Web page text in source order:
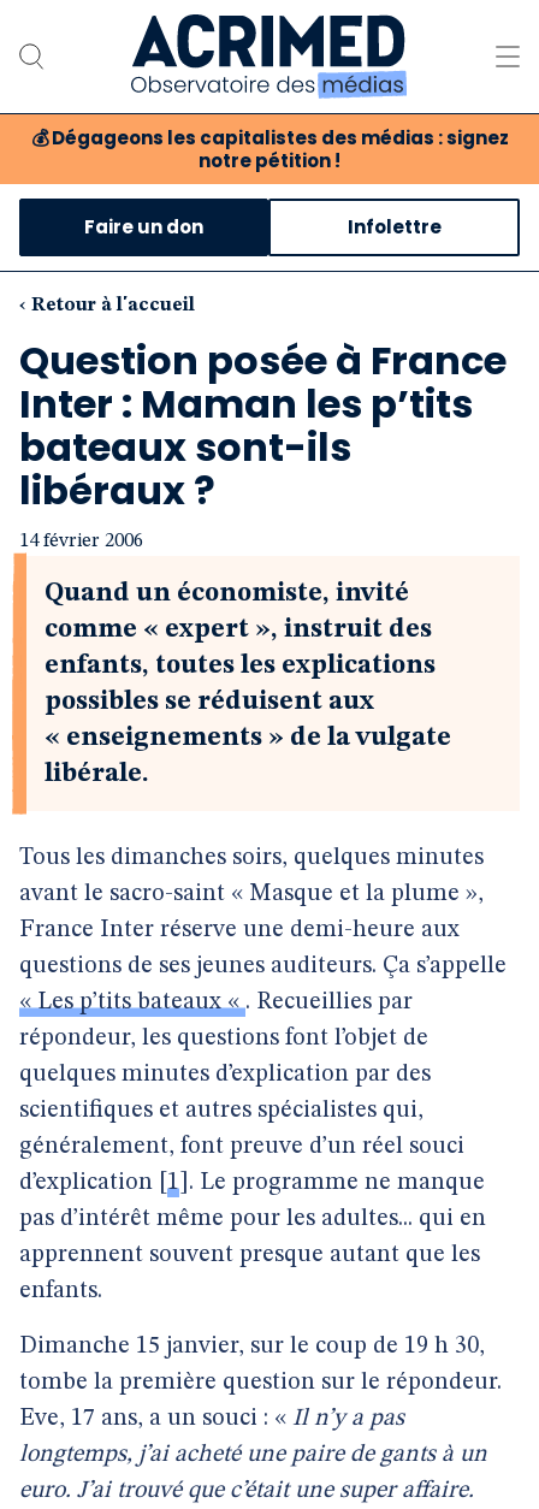
💰 Dégageons les capitalistes des médias : signez
notre pétition !
Notre association
Notre critique des médias
Nos propositions
Notre revue
Boutique
Faire un don Infolettre
‹ Retour à l'accueil
Question posée à France
Inter : Maman les p’tits
bateaux sont-ils
libéraux ?
14 février 2006
Quand un économiste, invité
comme « expert », instruit des
enfants, toutes les explications
possibles se réduisent aux
« enseignements » de la vulgate
libérale.
Tous les dimanches soirs, quelques minutes
avant le sacro-saint « Masque et la plume »,
France Inter réserve une demi-heure aux
questions de ses jeunes auditeurs. Ça s’appelle
« Les p’tits bateaux «. Recueillies par
répondeur, les questions font l’objet de
quelques minutes d’explication par des
scientifiques et autres spécialistes qui,
généralement, font preuve d’un réel souci
d’explication 1 . Le programme ne manque
pas d’intérêt même pour les adultes... qui en
apprennent souvent presque autant que les
enfants.
Dimanche 15 janvier, sur le coup de 19 h 30,
tombe la première question sur le répondeur.
Eve, 17 ans, a un souci : « Il n’y a pas
longtemps, j’ai acheté une paire de gants à un
euro. J’ai trouvé que c’était une super affaire.